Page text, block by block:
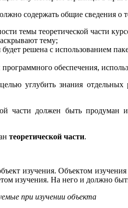
содержать общие сведения о
темы теоретической части
тему;
будет решена с использованием
обеспечения,
углубить знания отдельных
части должен быть продуман
теоретической части.
изучения. Объектом
изучения. На него и должно
при изучении объекта